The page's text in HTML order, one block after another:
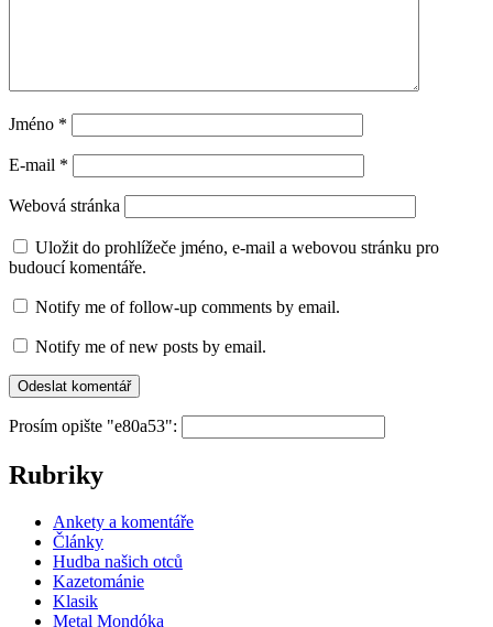
Jméno *
E-mail *
Webová stránka
Uložit do prohlížeče jméno, e-mail a webovou stránku pro
budoucí komentáře.
Notify me of follow-up comments by email.
Notify me of new posts by email.
Prosím opište "e80a53":
Rubriky
Ankety a komentáře
Články
Hudba našich otců
Kazetománie
Klasik
Metal Mondóka